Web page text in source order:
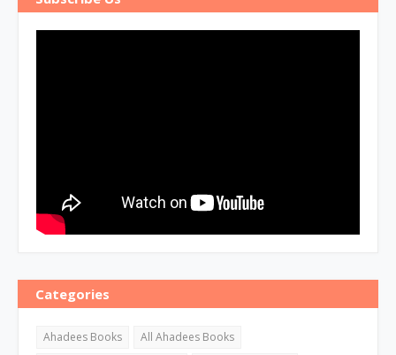
Categories
Ahadees Books
All Ahadees Books